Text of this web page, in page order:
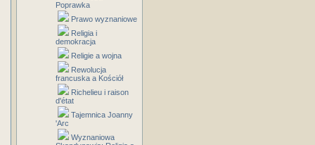
Poprawka
Prawo wyznaniowe
Religia i
demokracja
Religie a wojna
Rewolucja
francuska a Kościół
Richelieu i raison
d'état
Tajemnica Joanny
'Arc
Wyznaniowa